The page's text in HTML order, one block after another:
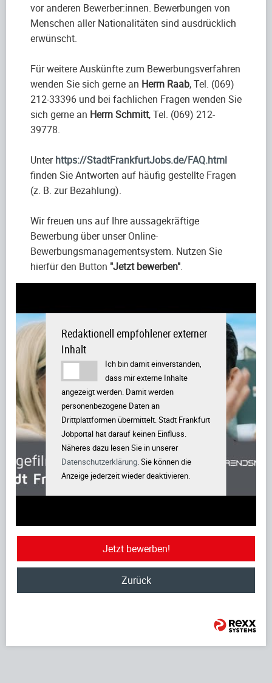
vor anderen Bewerber:innen. Bewerbungen von
Menschen aller Nationalitäten sind ausdrücklich
erwünscht.
Für weitere Auskünfte zum Bewerbungsverfahren
wenden Sie sich gerne an Herrn Raab, Tel. (069)
212-33396 und bei fachlichen Fragen wenden Sie
sich gerne an Herrn Schmitt, Tel. (069) 212-
39778.
Unterhttps://StadtFrankfurtJobs.de/FAQ.html
finden Sie Antworten auf häufig gestellte Fragen
(z. B. zur Bezahlung).
Wir freuen uns auf Ihre aussagekräftige
Bewerbung über unser Online-
Bewerbungsmanagementsystem. Nutzen Sie
hierfür den Button "Jetzt bewerben".
Redaktionell empfohlener externer
Inhalt
Ich bin damit einverstanden,
dass mir externe Inhalte
angezeigt werden. Damit werden
personenbezogene Daten an
Drittplattformen übermittelt. Stadt Frankfurt
Jobportal hat darauf keinen Einfluss.
Näheres dazu lesen Sie in unserer
Datenschutzerklärung. Sie können die
Anzeige jederzeit wieder deaktivieren.
Jetzt bewerben!
Zurück